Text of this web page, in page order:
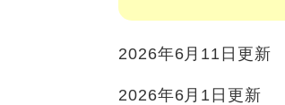
2026年6月11日更新
2026年6月1日更新